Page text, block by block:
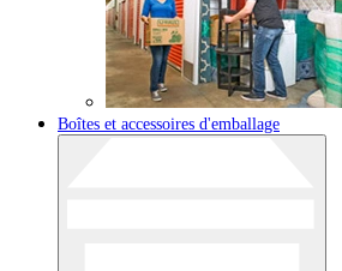
Boîtes et accessoires d'emballage